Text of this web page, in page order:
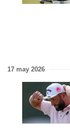
17 may 2026